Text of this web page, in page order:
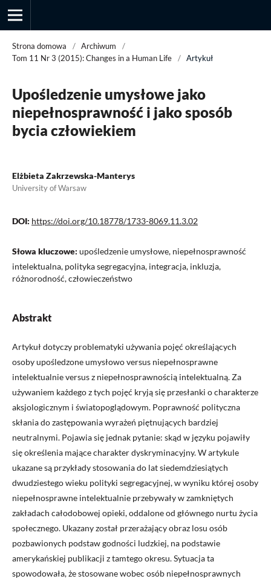
Przegląd Socjologii Jakościowej
Strona domowa / Archiwum
/
Tom 11 Nr 3 (2015): Changes in a Human Life
/ Artykuł
Upośledzenie umysłowe jako
niepełnosprawność i jako sposób
bycia człowiekiem
Elżbieta Zakrzewska-Manterys
University of Warsaw
DOI: https://doi.org/10.18778/1733-8069.11.3.02
Słowa kluczowe: upośledzenie umysłowe, niepełnosprawność
intelektualna, polityka segregacyjna, integracja, inkluzja,
różnorodność, człowieczeństwo
Abstrakt
Artykuł dotyczy problematyki używania pojęć określających
osoby upośledzone umysłowo versus niepełnosprawne
intelektualnie versus z niepełnosprawnością intelektualną. Za
używaniem każdego z tych pojęć kryją się przesłanki o charakterze
aksjologicznym i światopoglądowym. Poprawność polityczna
skłania do zastępowania wyrażeń piętnujących bardziej
neutralnymi. Pojawia się jednak pytanie: skąd w języku pojawiły
się określenia mające charakter dyskryminacyjny. W artykule
ukazane są przykłady stosowania do lat siedemdziesiątych
dwudziestego wieku polityki segregacyjnej, w wyniku której osoby
niepełnosprawne intelektualnie przebywały w zamkniętych
zakładach całodobowej opieki, oddalone od głównego nurtu życia
społecznego. Ukazany został przerażający obraz losu osób
pozbawionych podstaw godności ludzkiej, na podstawie
amerykańskiej publikacji z tamtego okresu. Sytuacja ta
spowodowała, że stosowane wobec osób niepełnosprawnych